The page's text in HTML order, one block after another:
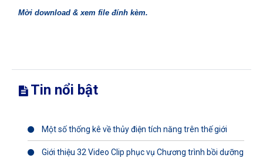
Mời download & xem file đính kèm.
Tin nổi bật
Một số thống kê về thủy điện tích năng trên thế giới
Giới thiệu 32 Video Clip phục vụ Chương trình bồi dưỡng